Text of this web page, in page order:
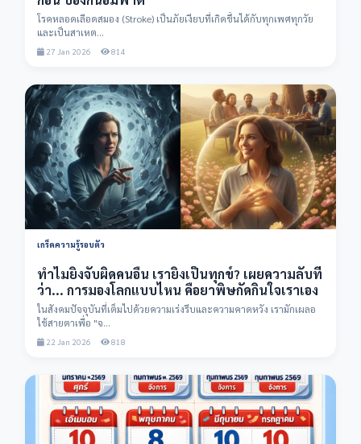
โรคหลอดเลือดสมอง (Stroke) เป็นภัยเงียบที่เกิดขึ้นได้กับทุกเพศทุกวัย
และเป็นสาเหต...
27 Jan 2026 814
เกร็ดความรู้รอบตัว
ทำไมยิ่งจับผิดคนอื่น เรายิ่งเป็นทุกข์? เผยความลับที่
ว่า... การมองโลกแบบไหน คือยาพิษกัดกินใจเราเอง
ในสังคมปัจจุบันที่เต็มไปด้วยความเร่งรีบและความคาดหวัง เรามักเผลอ
ใช้สายตาเพื่อ "จ...
22 Jan 2026 818